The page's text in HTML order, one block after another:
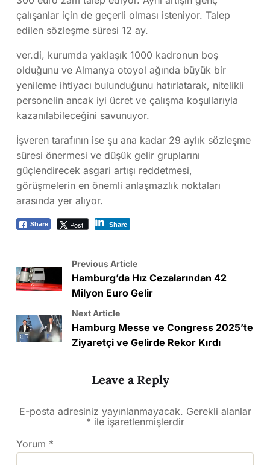
çalışanlar için de geçerli olması isteniyor. Talep
edilen sözleşme süresi 12 ay.
ver.di, kurumda yaklaşık 1000 kadronun boş
olduğunu ve Almanya otoyol ağında büyük bir
yenileme ihtiyacı bulunduğunu hatırlatarak, nitelikli
personelin ancak iyi ücret ve çalışma koşullarıyla
kazanılabileceğini savunuyor.
İşveren tarafının ise şu ana kadar 29 aylık sözleşme
süresi önermesi ve düşük gelir gruplarını
güçlendirecek asgari artışı reddetmesi,
görüşmelerin en önemli anlaşmazlık noktaları
arasında yer alıyor.
Share Post Share
Previous Article
Hamburg’da Hız Cezalarından 42
Milyon Euro Gelir
Next Article
Hamburg Messe ve Congress 2025’te
Ziyaretçi ve Gelirde Rekor Kırdı
Leave a Reply
E-posta adresiniz yayınlanmayacak. Gerekli alanlar
* ile işaretlenmişlerdir
Yorum *